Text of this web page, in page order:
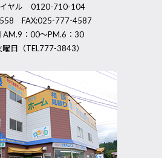
イヤル 0120-710-104
FAX:025-777-4587
AM.9：00～PM.6：30
曜日（TEL777-3843）